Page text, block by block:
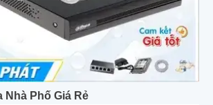
Nhà Phố Giá Rẻ